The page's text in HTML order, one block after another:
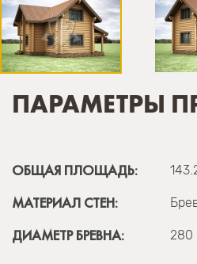
ПАРАМЕТРЫ
ОБЩАЯ ПЛОЩАДЬ:
МАТЕРИАЛ СТЕН:
ДИАМЕТР БРЕВНА: 280